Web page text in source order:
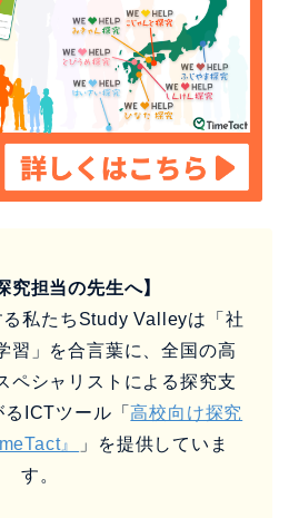
究担当の先生へ】
私たちStudy Valleyは「社
習」を合言葉に、全国の高
ペシャリストによる探究支
るICTツール「高校向け探究
』
」を提供していま
す。